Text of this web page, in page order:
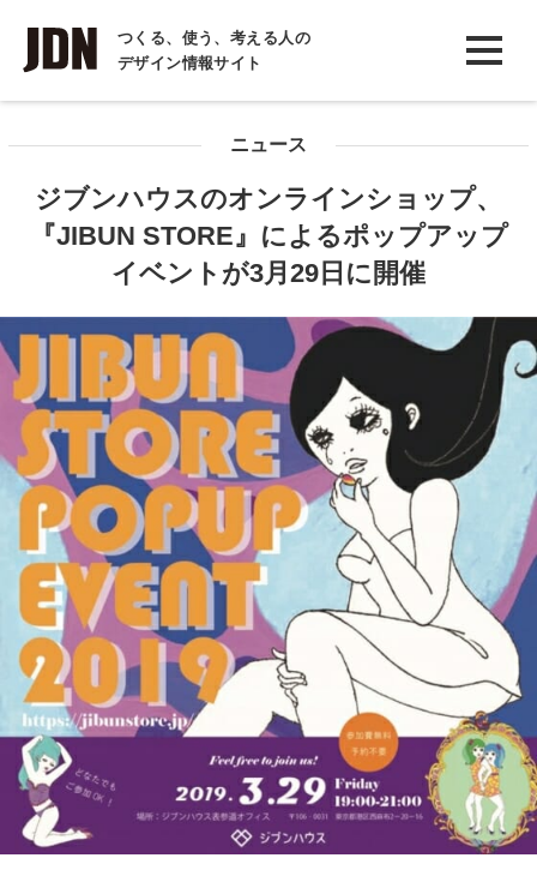
つくる、使う、考える人の
デザイン情報サイト
INTERVIEW
インタビュー
COLUMN
コラム
ニュース
ジブンハウスのオンラインショップ、
『JIBUN STORE』によるポップアップ
イベントが3月29日に開催